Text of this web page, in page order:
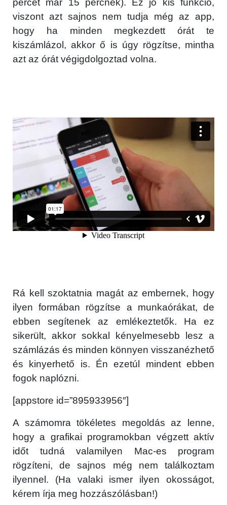
percet már 15 percnek). Ez jó kis funkció,
viszont azt sajnos nem tudja még az app,
hogy ha minden megkezdett órát te
kiszámlázol, akkor ő is úgy rögzítse, mintha
azt az órát végigdolgoztad volna.
Rá kell szoktatnia magát az embernek, hogy
ilyen formában rögzítse a munkaórákat, de
ebben segítenek az emlékeztetők. Ha ez
sikerült, akkor sokkal kényelmesebb lesz a
számlázás és minden könnyen visszanézhető
és kinyerhető is. Én ezetúl mindent ebben
fogok naplózni.
[appstore id=”895933956″]
A számomra tökéletes megoldás az lenne,
hogy a grafikai programokban végzett aktív
időt tudná valamilyen Mac-es program
rögzíteni, de sajnos még nem találkoztam
ilyennel. (Ha valaki ismer ilyen okosságot,
kérem írja meg hozzászólásban!)